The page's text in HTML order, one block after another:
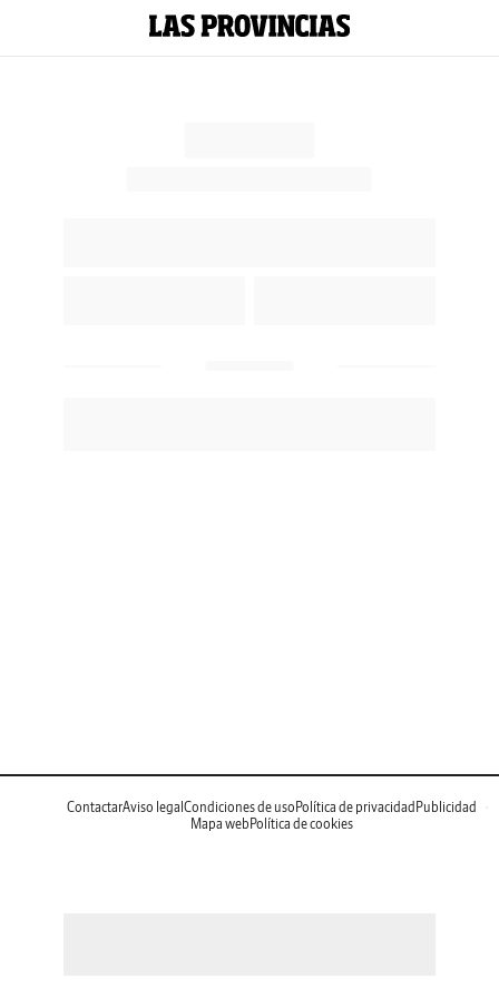
ContactarAviso legal Condiciones de uso Política de privacidad Publicidad
Mapa web Política de cookies